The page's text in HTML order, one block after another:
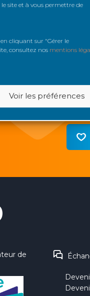
site et à vous permettre de
cliquant sur "Gérer le
consultez nos mentions
Voir les préférences
générosité,
est essentielle pour
de nos
malades
de